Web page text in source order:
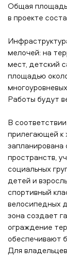
Общая
в проекте
мелочей: на
мест, детский
площадью
Работы будут
В
прилегающей
пространств,
социальных
детей и
спортивный
велосипедных
зона создает
ограждение
обеспечивают
Для